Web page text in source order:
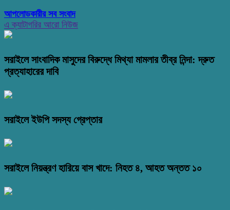
আপলোডকারীর সব সংবাদ
এ ক্যাটাগরির আরো নিউজ
সরাইলে সাংবাদিক মাসুদের বিরুদ্ধে মিথ্যা মামলার তীব্র নিন্দা: দ্রুত
প্রত্যাহারের দাবি
সরাইলে ইউপি সদস্য গ্রেপ্তার
সরাইলে নিয়ন্ত্রণ হারিয়ে বাস খাদে: নিহত ৪, আহত অন্তত ১০